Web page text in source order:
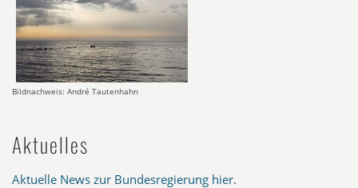
Bildnachweis: André Tautenhahn
Aktuelles
Aktuelle News zur Bundesregierung hier.